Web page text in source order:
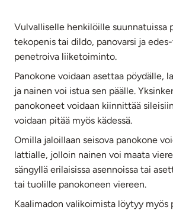
Vulvalliselle henkilöille suunnatuissa
tekopenis tai dildo, panovarsi ja
penetroiva liiketoiminto.
Panokone voidaan asettaa pöydälle,
ja nainen voi istua sen päälle.
panokoneet voidaan kiinnittää
voidaan pitää myös kädessä.
Omilla jaloillaan seisova panokone
lattialle, jolloin nainen voi maata
sängyllä erilaisissa asennoissa tai
tai tuolille panokoneen viereen.
Kaalimadon valikoimista löytyy myös